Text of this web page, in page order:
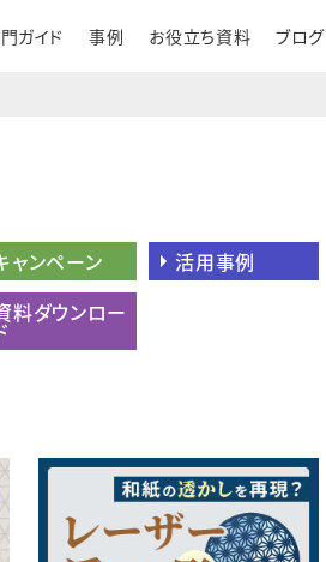
ガイド 事例 お役立ち資料 ブログ
ャンペーン
活用事例
料ダウンロー